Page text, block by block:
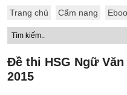
Trang chủ Cẩm nang
Đề thi HSG Ngữ
2015